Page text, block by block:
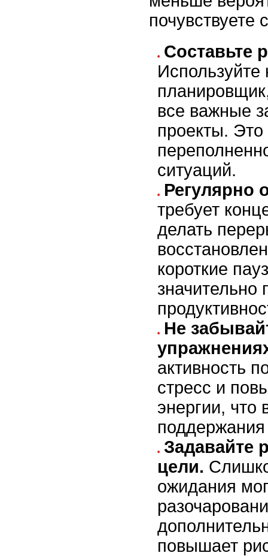
Составьте
Используйте
все важные
проекты.
ситуаций.
Регулярно
требует
делать
короткие
значительно
Не
активность
стресс и
энергии, что
поддержания
Задавайте
цели.
ожидания
повышает